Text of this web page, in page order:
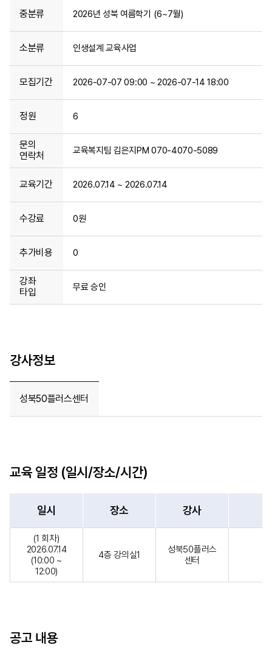
중분류 2026년 성북 여름학기 (6~7월)
소분류 인생설계 교육사업
모집기간 2026-07-07 09:00 ~ 2026-07-14 18:00
정원 6
문의
연락처
교육복지팀 김은지PM 070-4070-5089
교육기간 2026.07.14 ~ 2026.07.14
수강료 0원
추가비용 0
강좌
타입
무료 승인
강사정보
성북50플러스센터
교육 일정 (일시/장소/시간)
일시 장소 강사
(1 회차)
2026.07.14
(10:00 ~
12:00)
4층 강의실1
성북50플러스
센터
공고 내용